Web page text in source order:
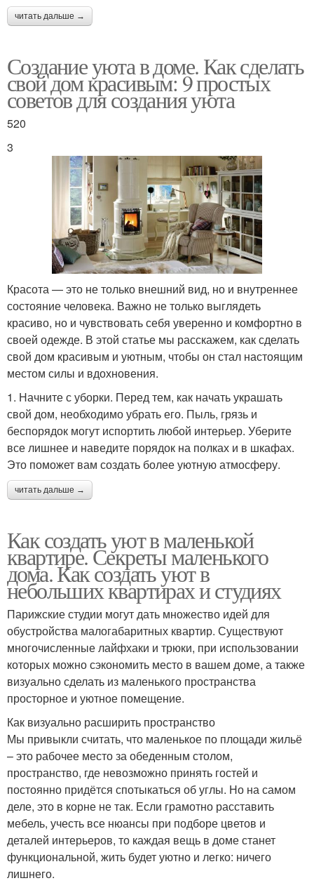
читать дальше →
Создание уюта в доме. Как сделать
свой дом красивым: 9 простых
советов для создания уюта
520
3
Красота — это не только внешний вид, но и внутреннее
состояние человека. Важно не только выглядеть
красиво, но и чувствовать себя уверенно и комфортно в
своей одежде. В этой статье мы расскажем, как сделать
свой дом красивым и уютным, чтобы он стал настоящим
местом силы и вдохновения.
1. Начните с уборки. Перед тем, как начать украшать
свой дом, необходимо убрать его. Пыль, грязь и
беспорядок могут испортить любой интерьер. Уберите
все лишнее и наведите порядок на полках и в шкафах.
Это поможет вам создать более уютную атмосферу.
читать дальше →
Как создать уют в маленькой
квартире. Секреты маленького
дома. Как создать уют в
небольших квартирах и студиях
Парижские студии могут дать множество идей для
обустройства малогабаритных квартир. Существуют
многочисленные лайфхаки и трюки, при использовании
которых можно сэкономить место в вашем доме, а также
визуально сделать из маленького пространства
просторное и уютное помещение.
Как визуально расширить пространство
Мы привыкли считать, что маленькое по площади жильё
– это рабочее место за обеденным столом,
пространство, где невозможно принять гостей и
постоянно придётся спотыкаться об углы. Но на самом
деле, это в корне не так. Если грамотно расставить
мебель, учесть все нюансы при подборе цветов и
деталей интерьеров, то каждая вещь в доме станет
функциональной, жить будет уютно и легко: ничего
лишнего.